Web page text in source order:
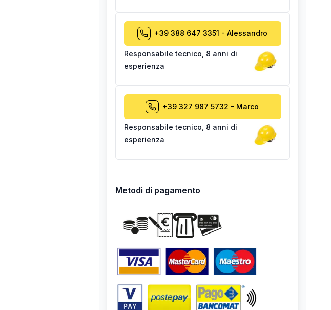
+39 388 647 3351 - Alessandro
Responsabile tecnico 8 anni di
esperienza
+39 327 987 5732 - Marco
Responsabile tecnico 8 anni di
esperienza
Metodi di pagamento